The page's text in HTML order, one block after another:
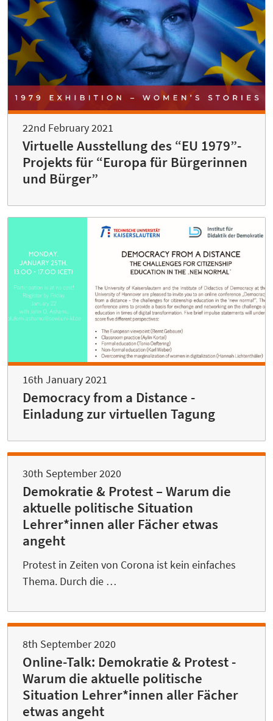
22nd February 2021
Virtuelle Ausstellung des “EU 1979”-
Projekts für “Europa für Bürgerinnen
und Bürger”
16th January 2021
Democracy from a Distance -
Einladung zur virtuellen Tagung
30th September 2020
Demokratie & Protest – Warum die
aktuelle politische Situation
Lehrer*innen aller Fächer etwas
angeht
Protest in Zeiten von Corona ist kein einfaches
Thema. Durch die …
8th September 2020
Online-Talk: Demokratie & Protest -
Warum die aktuelle politische
Situation Lehrer*innen aller Fächer
etwas angeht